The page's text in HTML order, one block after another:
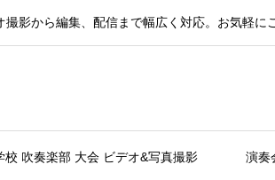
影から編集、配信まで幅広く対応。お気軽に
校 吹奏楽部 大会 ビデオ&写真撮影 演奏